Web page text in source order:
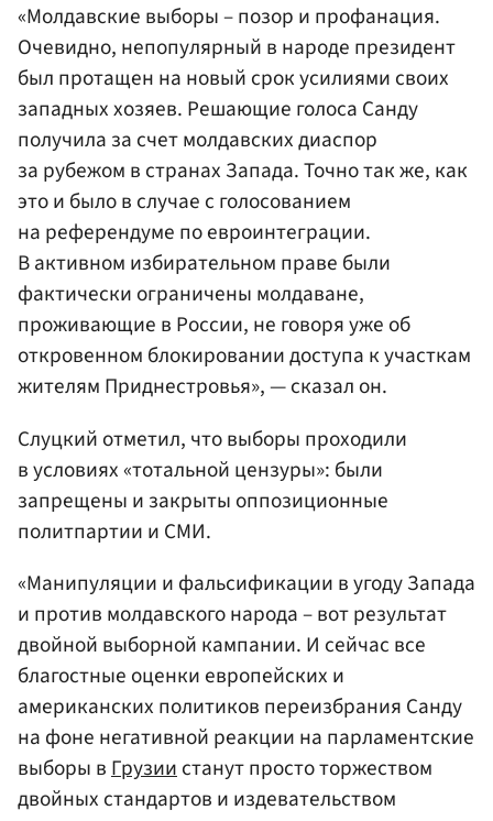
«Молдавские выборы – позор и профанация.
Очевидно, непопулярный в народе президент
был протащен на новый срок усилиями своих
западных хозяев. Решающие голоса Санду
получила за счет молдавских диаспор
за рубежом в странах Запада. Точно так же, как
это и было в случае с голосованием
на референдуме по евроинтеграции.
В активном избирательном праве были
фактически ограничены молдаване,
проживающие в России, не говоря уже об
откровенном блокировании доступа к участкам
жителям Приднестровья», — сказал он.
Слуцкий отметил, что выборы проходили
в условиях «тотальной цензуры»: были
запрещены и закрыты оппозиционные
политпартии и СМИ.
«Манипуляции и фальсификации в угоду Запада
и против молдавского народа – вот результат
двойной выборной кампании. И сейчас все
благостные оценки европейских и
американских политиков переизбрания Санду
на фоне негативной реакции на парламентские
выборы вГрузиистанут просто торжеством
двойных стандартов и издевательством